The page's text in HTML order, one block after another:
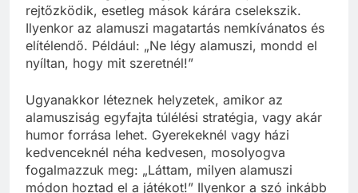
rejtőzködik, esetleg mások kárára cselekszik.
Ilyenkor az alamuszi magatartás nemkívánatos és
elítélendő. Például: „Ne légy alamuszi, mondd el
nyíltan, hogy mit szeretnél!”
Ugyanakkor léteznek helyzetek, amikor az
alamusziság egyfajta túlélési stratégia, vagy akár
humor forrása lehet. Gyerekeknél vagy házi
kedvenceknél néha kedvesen, mosolyogva
fogalmazzuk meg: „Láttam, milyen alamuszi
módon hoztad el a játékot!” Ilyenkor a szó inkább